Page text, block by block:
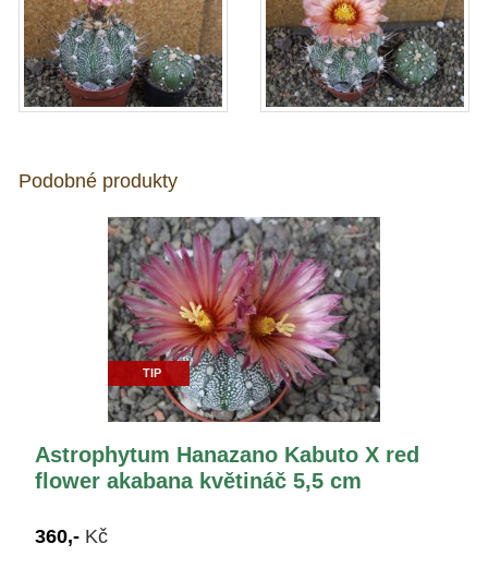
Podobné produkty
TIP
Astrophytum Hanazano Kabuto X red
flower akabana květináč 5,5 cm
360,- Kč